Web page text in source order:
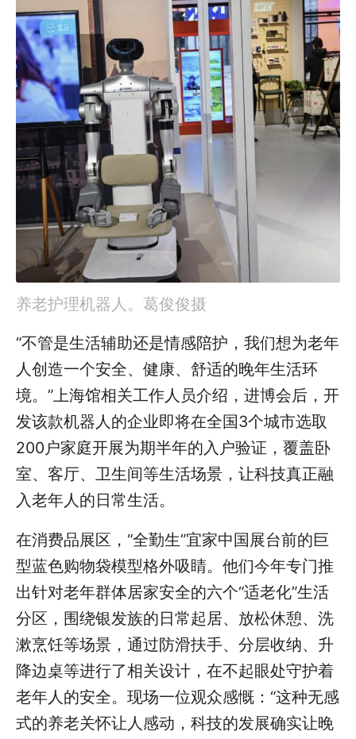
养老护理机器人。葛俊俊摄
“不管是生活辅助还是情感陪护，我们想为老年
人创造一个安全、健康、舒适的晚年生活环
境。”上海馆相关工作人员介绍，进博会后，开
发该款机器人的企业即将在全国3个城市选取
200户家庭开展为期半年的入户验证，覆盖卧
室、客厅、卫生间等生活场景，让科技真正融
入老年人的日常生活。
在消费品展区，“全勤生”宜家中国展台前的巨
型蓝色购物袋模型格外吸睛。他们今年专门推
出针对老年群体居家安全的六个“适老化”生活
分区，围绕银发族的日常起居、放松休憩、洗
漱烹饪等场景，通过防滑扶手、分层收纳、升
降边桌等进行了相关设计，在不起眼处守护着
老年人的安全。现场一位观众感慨：“这种无感
式的养老关怀让人感动，科技的发展确实让晚